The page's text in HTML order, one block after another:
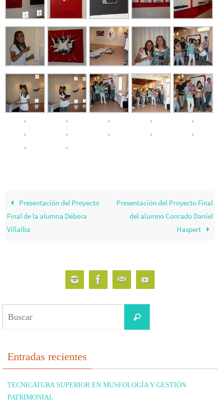
Presentación del Proyecto
Final de la alumna Débora
Villalba
Presentación del Proyecto Final
del alumno Conrado Daniel
Haspert
Buscar
Entradas recientes
TECNICATURA SUPERIOR EN MUSEOLOGÍA Y GESTIÓN
PATRIMONIAL